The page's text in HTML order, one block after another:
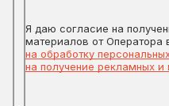
Я даю согласие на
материалов от Оператора
на обработку
на получение рекламных